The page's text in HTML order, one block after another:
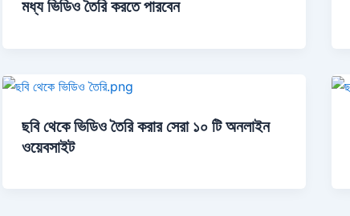
মধ্য ভিডিও তৈরি করতে পারবেন
ছবি থেকে ভিডিও তৈরি করার সেরা ১০ টি অনলাইন
ওয়েবসাইট